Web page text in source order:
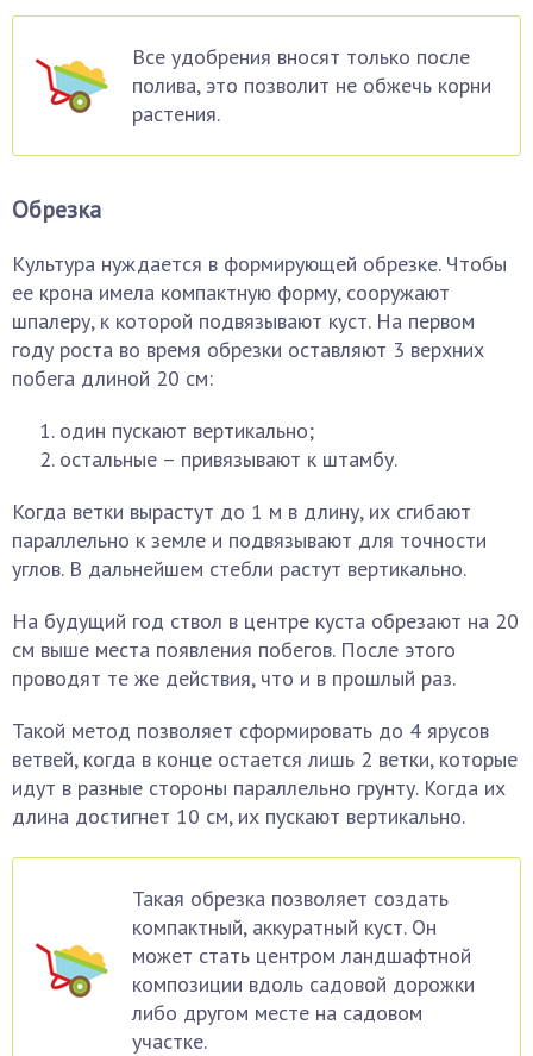
Все удобрения вносят только после
полива, это позволит не обжечь корни
растения.
Обрезка
Культура нуждается в формирующей обрезке. Чтобы
ее крона имела компактную форму, сооружают
шпалеру, к которой подвязывают куст. На первом
году роста во время обрезки оставляют 3 верхних
побега длиной 20 см:
один пускают вертикально;
остальные – привязывают к штамбу.
Когда ветки вырастут до 1 м в длину, их сгибают
параллельно к земле и подвязывают для точности
углов. В дальнейшем стебли растут вертикально.
На будущий год ствол в центре куста обрезают на 20
см выше места появления побегов. После этого
проводят те же действия, что и в прошлый раз.
Такой метод позволяет сформировать до 4 ярусов
ветвей, когда в конце остается лишь 2 ветки, которые
идут в разные стороны параллельно грунту. Когда их
длина достигнет 10 см, их пускают вертикально.
Такая обрезка позволяет создать
компактный, аккуратный куст. Он
может стать центром ландшафтной
композиции вдоль садовой дорожки
либо другом месте на садовом
участке.